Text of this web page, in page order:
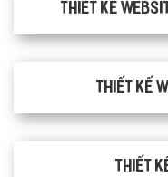
Thiết kế
Thiết kế
thiết